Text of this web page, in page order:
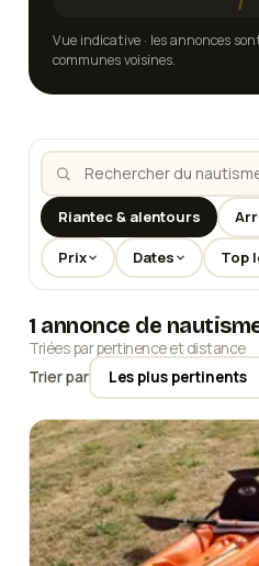
Vue indicative · les annonces
communes voisines.
Riantec & alentours
Prix Dates Top
1 annonce de
Triées par pertinence et distance
Trier par